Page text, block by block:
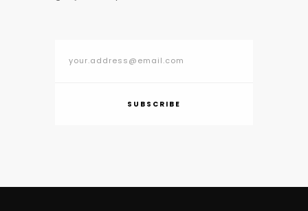
SUBSCRIBE